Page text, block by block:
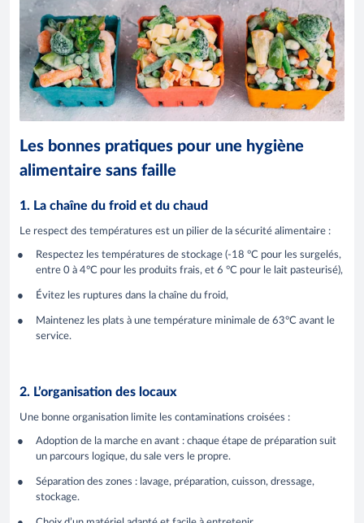
Les bonnes pratiques pour une hygiène
alimentaire sans faille
1. La chaîne du froid et du chaud
Le respect des températures est un pilier de la sécurité alimentaire :
Respectez les températures de stockage (-18 °C pour les surgelés,
entre 0 à 4°C pour les produits frais, et 6 °C pour le lait pasteurisé),
Évitez les ruptures dans la chaîne du froid,
Maintenez les plats à une température minimale de 63°C avant le
service.
2. L’organisation des locaux
Une bonne organisation limite les contaminations croisées :
Adoption de la marche en avant : chaque étape de préparation suit
un parcours logique, du sale vers le propre.
Séparation des zones : lavage, préparation, cuisson, dressage,
stockage.